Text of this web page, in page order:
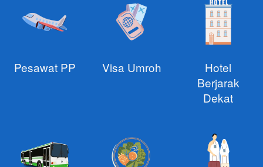
Pesawat PP Visa Umroh
Hotel
Berjarak
Dekat